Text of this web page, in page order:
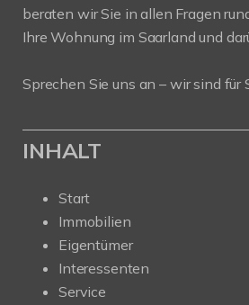
beraten wir Sie in allen Fragen
Ihre Wohnung im Saarland und
Sprechen Sie uns an – wir sind für
INHALT
Start
Immobilien
Eigentümer
Interessenten
Service